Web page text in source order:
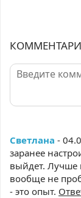
Светлана -
заранее
выйдет. Лучше
вообще не
- это опыт.